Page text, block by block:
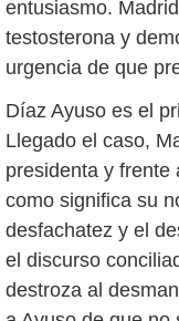
entusiasmo.
testosterona y
urgencia de que
Díaz Ayuso es el
Llegado el caso,
presidenta y frente
como significa su
desfachatez y el
el discurso
destroza al